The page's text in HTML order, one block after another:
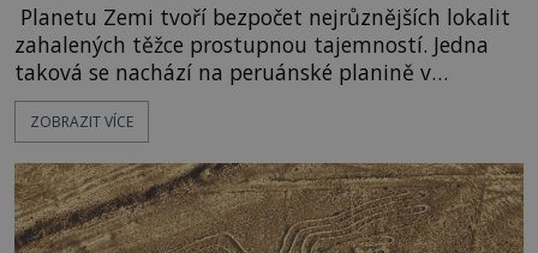
Planetu Zemi tvoří bezpočet nejrůznějších lokalit
zahalených těžce prostupnou tajemností. Jedna
taková se nachází na peruánské planině v
minulosti využívané indiány z kmene Nazca.
Kvantum různých teorií vysvětlujících účel
let. Prší tu přinejlepším jednou za několik let. I
proto se o tomto místě hovoří jako o jednom z
nejsušších na světě. Ře
ZOBRAZIT VÍCE